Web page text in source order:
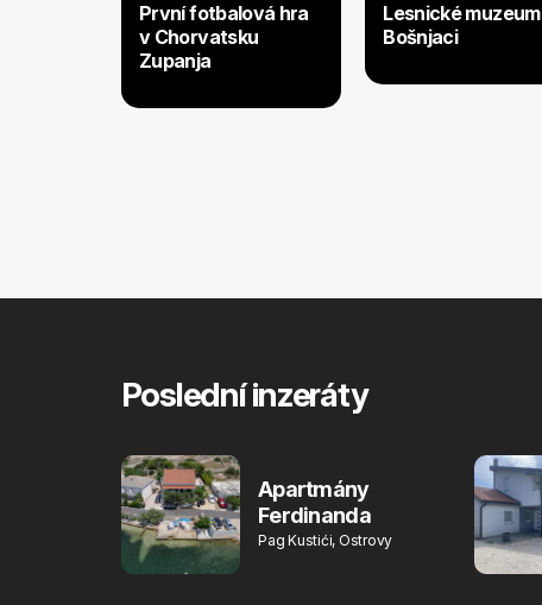
První fotbalová hra
v Chorvatsku
Zupanja
Lesnické muzeum
Bošnjaci
Poslední inzeráty
Apartmány
Ferdinanda
Pag Kustići, Ostrovy